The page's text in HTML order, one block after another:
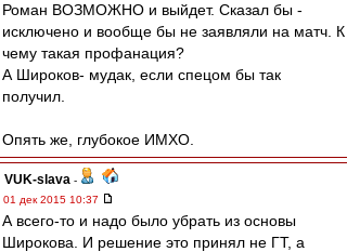
Роман ВОЗМОЖНО и выйдет. Сказал бы -
исключено и вообще бы не заявляли на матч. К
чему такая профанация?
А Широков- мудак, если спецом бы так
получил.
Опять же, глубокое ИМХО.
VUK-slava -
01 дек 2015 10:37
А всего-то и надо было убрать из основы
Широкова. И решение это принял не ГТ, а